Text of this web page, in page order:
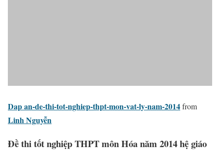
Dap an-de-thi-tot-nghiep-thpt-mon-vat-ly-nam-2014from
Linh Nguyễn
Đề thi tốt nghiệp THPT môn Hóa năm 2014 hệ giáo